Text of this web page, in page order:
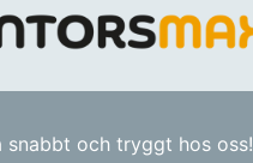
snabbt och tryggt hos oss!